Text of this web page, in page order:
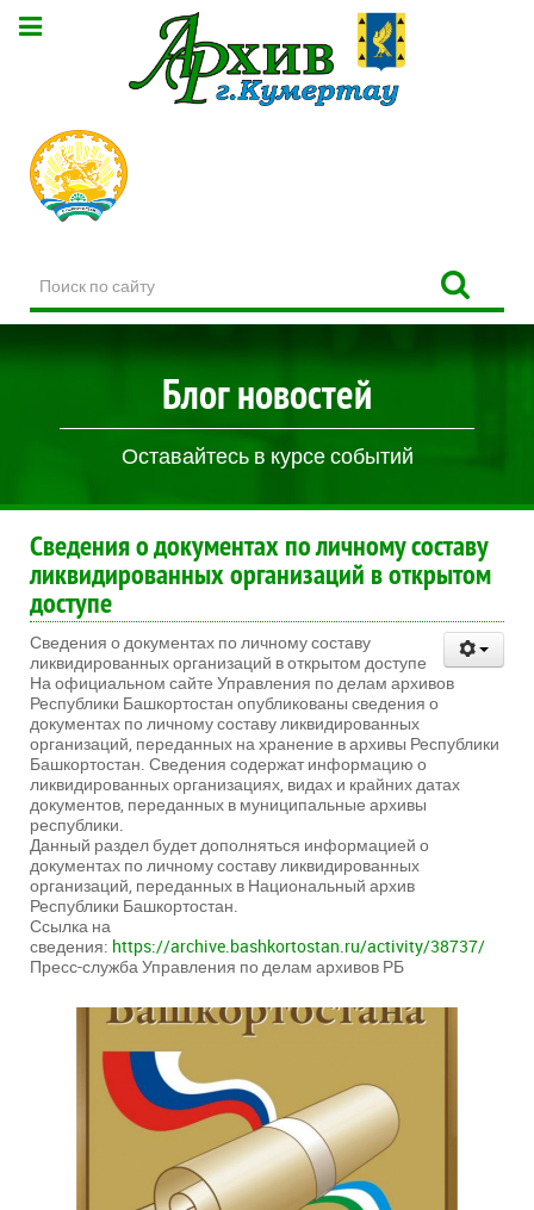
по
сайту
Блог новостей
Оставайтесь в курсе событий
Сведения о документах по личному составу
ликвидированных организаций в открытом
доступе
Сведения о документах по личному составу
ликвидированных организаций в открытом доступе
На официальном сайте Управления по делам архивов
Республики Башкортостан опубликованы сведения о
документах по личному составу ликвидированных
организаций, переданных на хранение в архивы Республики
Башкортостан. Сведения содержат информацию о
ликвидированных организациях, видах и крайних датах
документов, переданных в муниципальные архивы
республики.
Данный раздел будет дополняться информацией о
документах по личному составу ликвидированных
организаций, переданных в Национальный архив
Республики Башкортостан.
Ссылка на
сведения: https://archive.bashkortostan.ru/activity/38737/
Пресс-служба Управления по делам архивов РБ